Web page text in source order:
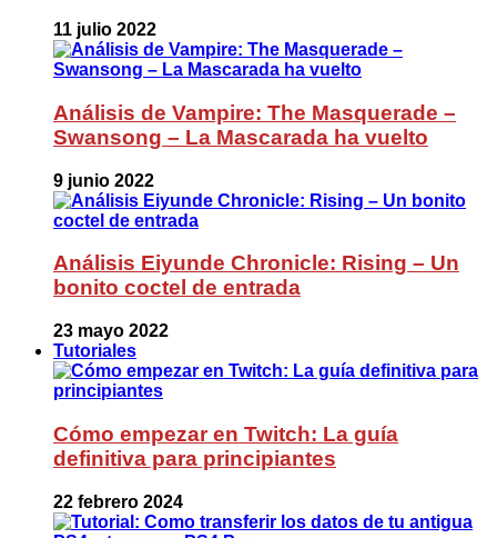
11 julio 2022
Análisis de Vampire: The Masquerade –
Swansong – La Mascarada ha vuelto
9 junio 2022
Análisis Eiyunde Chronicle: Rising – Un
bonito coctel de entrada
23 mayo 2022
Tutoriales
Cómo empezar en Twitch: La guía
definitiva para principiantes
22 febrero 2024